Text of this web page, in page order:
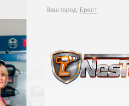
Ваш город: Брест